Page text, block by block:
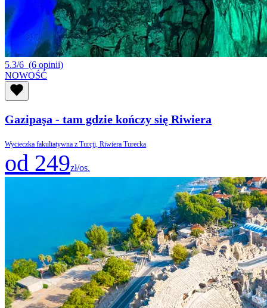
5.3/6 (6 opinii)
NOWOŚĆ
Gazipaşa - tam gdzie kończy się Riwiera
Wycieczka fakultatywna z Turcji, Riwiera Turecka
od 249zł/os.